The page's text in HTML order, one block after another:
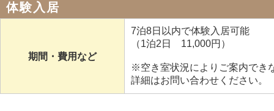
体験入居
期間・費用など
7泊8日以内で体験入居可能
（1泊2日 11,000円）
※空き室状況によりご案内でき
詳細はお問い合わせください。